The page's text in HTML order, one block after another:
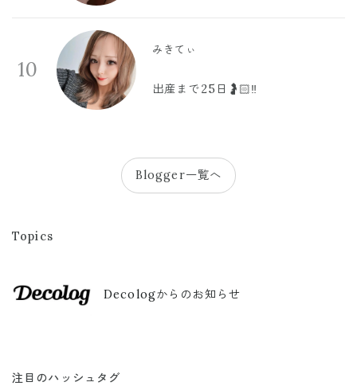
10
みきてぃ
出産まで25日🤰🏻‼️
Blogger一覧へ
Topics
Decologからのお知らせ
注目のハッシュタグ